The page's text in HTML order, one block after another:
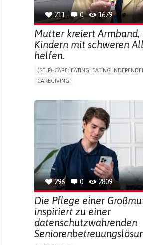
211 0 1679
Mutter kreiert Armband,
Kindern mit schweren
helfen.
(SELF)-CARE: EATING: EATING
CAREGIVING
BODY-WORN SOLUTIONS (CLOTHING,
SHOES, SENSORS...)
ALLEVIATING ALLERGIES
PREVENTING (VACCINATION,
RESEARCH/MAPPING)
CAREGIVING SUPPORT
IMMUNO-
SPAIN
296 0 2809
Die Pflege einer
inspiriert zu einer
datenschutzwahrenden